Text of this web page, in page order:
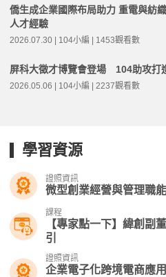
僑生成企業國際布局助力 重電與紡
人才經驗
2026.07.30 | 104小編 | 1453觀看數
屏科大徵才博覽會登場 104助攻打
2026.05.06 | 104小編 | 2237觀看數
學習資源
證照資訊
微型創業經營與管理職
課程
【專家點一下】緯創副
引
證照資訊
企業電子化跨境電商應